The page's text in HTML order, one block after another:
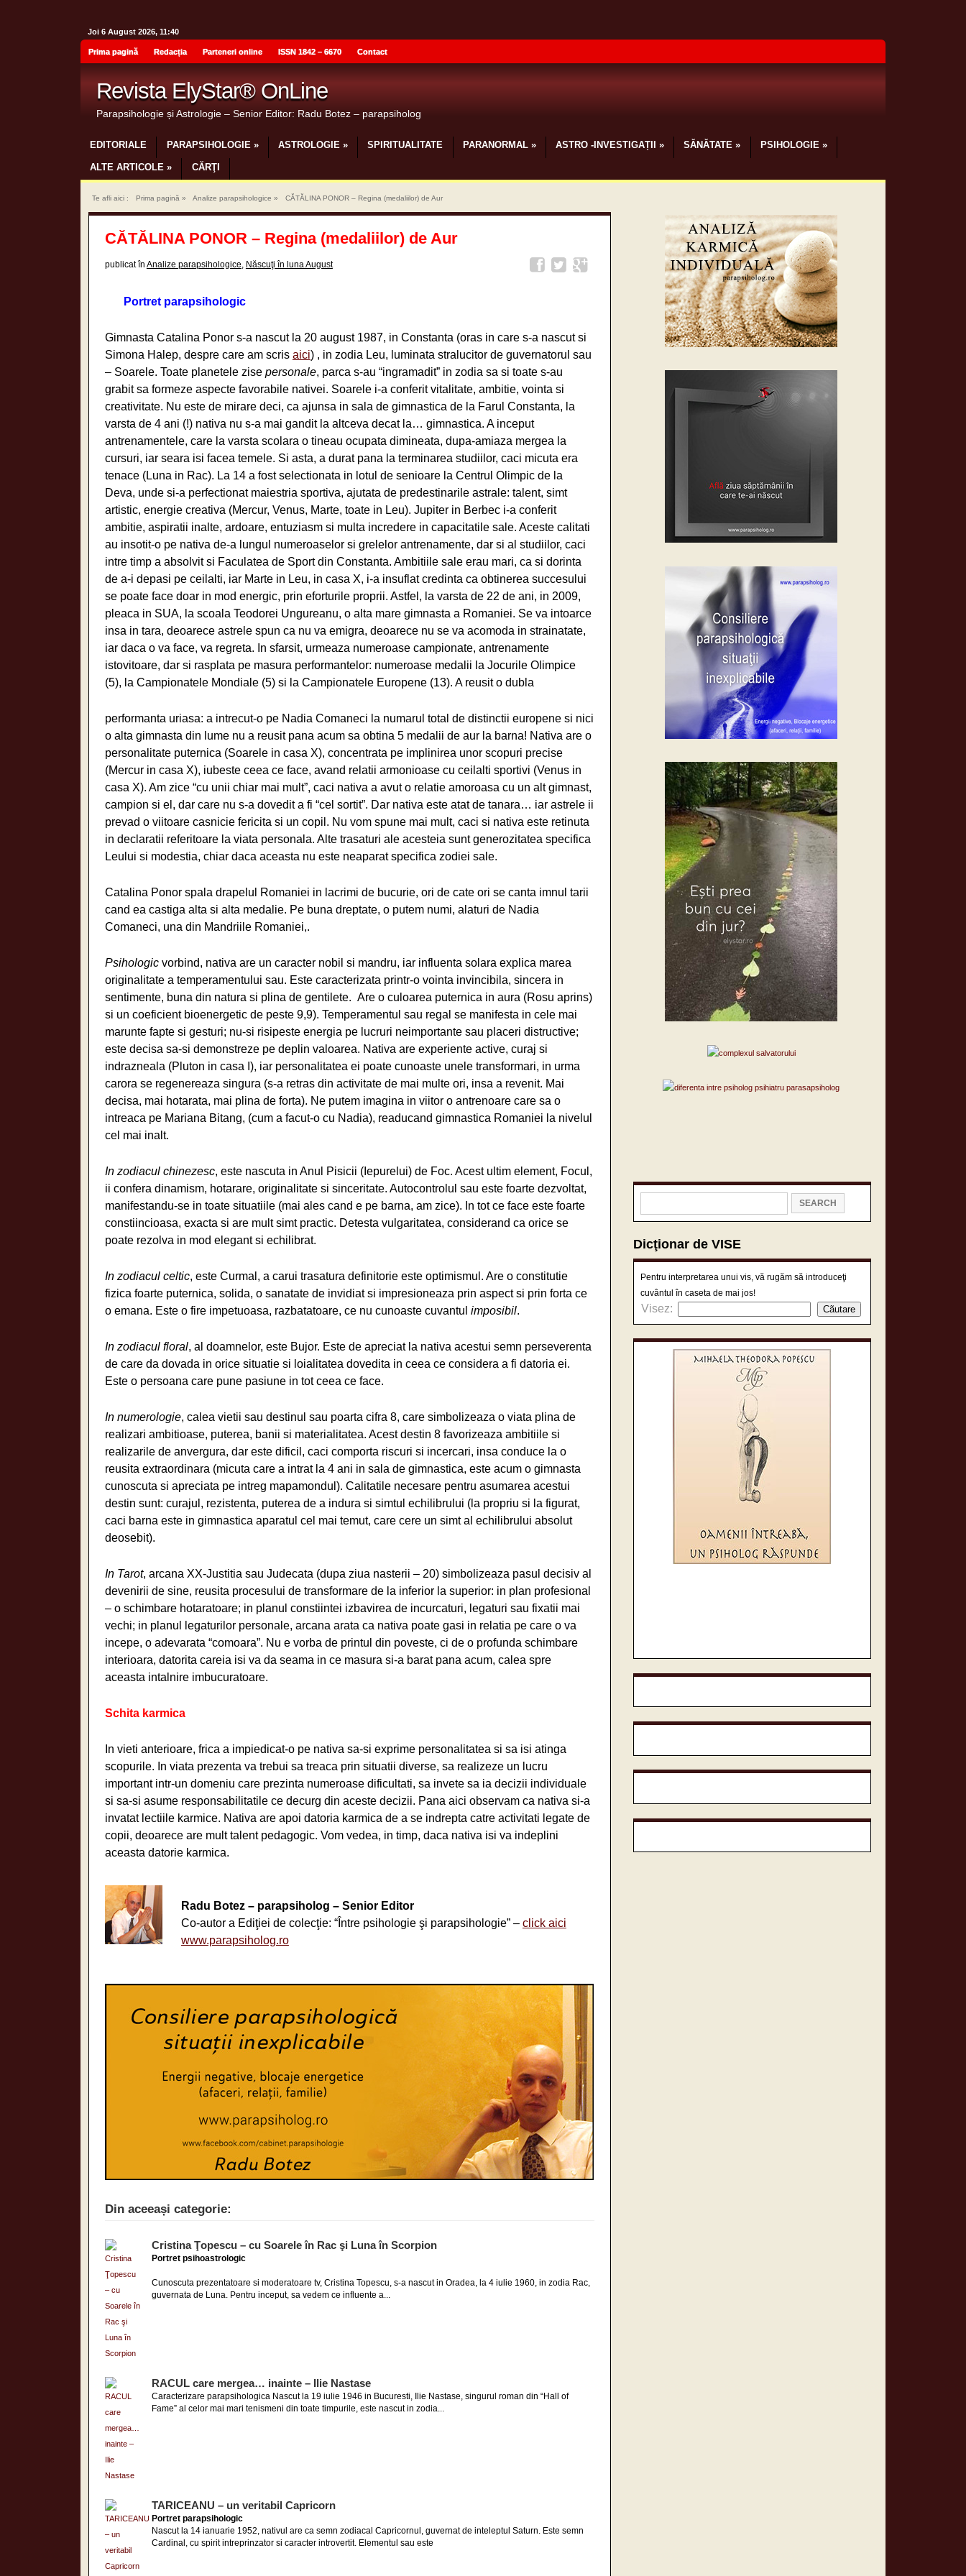
Joi 6 August 2026, 11:40
Prima pagină Redacția Parteneri online ISSN 1842 – 6670 Contact
Revista ElyStar® OnLine
Parapsihologie și Astrologie – Senior Editor: Radu Botez – parapsiholog
EDITORIALE PARAPSIHOLOGIE» ASTROLOGIE» SPIRITUALITATE PARANORMAL» ASTRO -INVESTIGAȚII » SĂNĂTATE » PSIHOLOGIE»
ALTE ARTICOLE » CĂRŢI
Te afli aici : Prima pagină » Analize parapsihologice » CĂTĂLINA PONOR – Regina (medaliilor) de Aur
CĂTĂLINA PONOR – Regina (medaliilor) de Aur
publicat în Analize parapsihologice Născuţi în luna August
Portret parapsihologic
Gimnasta Catalina Ponor s-a nascut la 20 august 1987, in Constanta (oras in care s-a nascut si
Simona Halep, despre care am scris aici) , in zodia Leu, luminata stralucitor de guvernatorul sau
– Soarele. Toate planetele zise personale, parca s-au “ingramadit” in zodia sa si toate s-au
grabit sa formeze aspecte favorabile nativei. Soarele i-a conferit vitalitate, ambitie, vointa si
creativitate. Nu este de mirare deci, ca ajunsa in sala de gimnastica de la Farul Constanta, la
varsta de 4 ani (!) nativa nu s-a mai gandit la altceva decat la… gimnastica. A inceput
antrenamentele, care la varsta scolara o tineau ocupata dimineata, dupa-amiaza mergea la
cursuri, iar seara isi facea temele. Si asta, a durat pana la terminarea studiilor, caci micuta era
tenace (Luna in Rac). La 14 a fost selectionata in lotul de senioare la Centrul Olimpic de la
Deva, unde si-a perfectionat maiestria sportiva, ajutata de predestinarile astrale: talent, simt
artistic, energie creativa (Mercur, Venus, Marte, toate in Leu). Jupiter in Berbec i-a conferit
ambitie, aspiratii inalte, ardoare, entuziasm si multa incredere in capacitatile sale. Aceste calitati
au insotit-o pe nativa de-a lungul numeroaselor si grelelor antrenamente, dar si al studiilor, caci
intre timp a absolvit si Faculatea de Sport din Constanta. Ambitiile sale erau mari, ca si dorinta
de a-i depasi pe ceilalti, iar Marte in Leu, in casa X, i-a insuflat credinta ca obtinerea succesului
se poate face doar in mod energic, prin eforturile proprii. Astfel, la varsta de 22 de ani, in 2009,
pleaca in SUA, la scoala Teodorei Ungureanu, o alta mare gimnasta a Romaniei. Se va intoarce
insa in tara, deoarece astrele spun ca nu va emigra, deoarece nu se va acomoda in strainatate,
iar daca o va face, va regreta. In sfarsit, urmeaza numeroase campionate, antrenamente
istovitoare, dar si rasplata pe masura performantelor: numeroase medalii la Jocurile Olimpice
(5), la Campionatele Mondiale (5) si la Campionatele Europene (13). A reusit o dubla
performanta uriasa: a intrecut-o pe Nadia Comaneci la numarul total de distinctii europene si nici
o alta gimnasta din lume nu a reusit pana acum sa obtina 5 medalii de aur la barna! Nativa are o
personalitate puternica (Soarele in casa X), concentrata pe implinirea unor scopuri precise
(Mercur in casa X), iubeste ceea ce face, avand relatii armonioase cu ceilalti sportivi (Venus in
casa X). Am zice “cu unii chiar mai mult”, caci nativa a avut o relatie amoroasa cu un alt gimnast,
campion si el, dar care nu s-a dovedit a fi “cel sortit”. Dar nativa este atat de tanara… iar astrele ii
prevad o viitoare casnicie fericita si un copil. Nu vom spune mai mult, caci si nativa este retinuta
in declaratii referitoare la viata personala. Alte trasaturi ale acesteia sunt generozitatea specifica
Leului si modestia, chiar daca aceasta nu este neaparat specifica zodiei sale.
Catalina Ponor spala drapelul Romaniei in lacrimi de bucurie, ori de cate ori se canta imnul tarii
cand ea castiga alta si alta medalie. Pe buna dreptate, o putem numi, alaturi de Nadia
Comaneci, una din Mandriile Romaniei,.
Psihologicvorbind, nativa are un caracter nobil si mandru, iar influenta solara explica marea
originalitate a temperamentului sau. Este caracterizata printr-o vointa invincibila, sincera in
sentimente, buna din natura si plina de gentilete. Are o culoarea puternica in aura (Rosu aprins)
si un coeficient bioenergetic de peste 9,9). Temperamentul sau regal se manifesta in cele mai
marunte fapte si gesturi; nu-si risipeste energia pe lucruri neimportante sau placeri distructive;
este decisa sa-si demonstreze pe deplin valoarea. Nativa are experiente active, curaj si
indrazneala (Pluton in casa I), iar personalitatea ei poate cunoaste unele transformari, in urma
carora se regenereaza singura (s-a retras din activitate de mai multe ori, insa a revenit. Mai
decisa, mai hotarata, mai plina de forta). Ne putem imagina in viitor o antrenoare care sa o
intreaca pe Mariana Bitang, (cum a facut-o cu Nadia), readucand gimnastica Romaniei la nivelul
cel mai inalt.
In zodiacul chinezesc, este nascuta in Anul Pisicii (Iepurelui) de Foc. Acest ultim element, Focul,
ii confera dinamism, hotarare, originalitate si sinceritate. Autocontrolul sau este foarte dezvoltat,
manifestandu-se in toate situatiile (mai ales cand e pe barna, am zice). In tot ce face este foarte
constiincioasa, exacta si are mult simt practic. Detesta vulgaritatea, considerand ca orice se
poate rezolva in mod elegant si echilibrat.
In zodiacul celtic, este Curmal, a carui trasatura definitorie este optimismul. Are o constitutie
fizica foarte puternica, solida, o sanatate de invidiat si impresioneaza prin aspect si prin forta ce
o emana. Este o fire impetuoasa, razbatatoare, ce nu cunoaste cuvantul imposibil.
In zodiacul floral, al doamnelor, este Bujor. Este de apreciat la nativa acestui semn perseverenta
de care da dovada in orice situatie si loialitatea dovedita in ceea ce considera a fi datoria ei.
Este o persoana care pune pasiune in tot ceea ce face.
In numerologie, calea vietii sau destinul sau poarta cifra 8, care simbolizeaza o viata plina de
realizari ambitioase, puterea, banii si materialitatea. Acest destin 8 favorizeaza ambitiile si
realizarile de anvergura, dar este dificil, caci comporta riscuri si incercari, insa conduce la o
reusita extraordinara (micuta care a intrat la 4 ani in sala de gimnastica, este acum o gimnasta
cunoscuta si apreciata pe intreg mapamondul). Calitatile necesare pentru asumarea acestui
destin sunt: curajul, rezistenta, puterea de a indura si simtul echilibrului (la propriu si la figurat,
caci barna este in gimnastica aparatul cel mai temut, care cere un simt al echilibrului absolut
deosebit).
In Tarot, arcana XX-Justitia sau Judecata (dupa ziua nasterii – 20) simbolizeaza pasul decisiv al
devenirii de sine, reusita procesului de transformare de la inferior la superior: in plan profesional
– o schimbare hotaratoare; in planul constiintei izbavirea de incurcaturi, legaturi sau fixatii mai
vechi; in planul legaturilor personale, arcana arata ca nativa poate gasi in relatia pe care o va
incepe, o adevarata “comoara”. Nu e vorba de printul din poveste, ci de o profunda schimbare
interioara, datorita careia isi va da seama in ce masura si-a barat pana acum, calea spre
aceasta intalnire imbucuratoare.
Schita karmica
In vieti anterioare, frica a impiedicat-o pe nativa sa-si exprime personalitatea si sa isi atinga
scopurile. In viata prezenta va trebui sa treaca prin situatii diverse, sa realizeze un lucru
important intr-un domeniu care prezinta numeroase dificultati, sa invete sa ia decizii individuale
si sa-si asume responsabilitatile ce decurg din aceste decizii. Pana aici observam ca nativa si-a
invatat lectiile karmice. Nativa are apoi datoria karmica de a se indrepta catre activitati legate de
copii, deoarece are mult talent pedagogic. Vom vedea, in timp, daca nativa isi va indeplini
aceasta datorie karmica.
Radu Botez – parapsiholog – Senior Editor
Co-autor a Ediţiei de colecţie: “Între psihologie şi parapsihologie” – click aici
www.parapsiholog.ro
Din aceeași categorie:
Cristina Ţopescu – cu Soarele în Rac şi Luna în Scorpion
Portret psihoastrologic
Cunoscuta prezentatoare si moderatoare tv, Cristina Topescu, s-a nascut in Oradea, la 4 iulie 1960, in zodia Rac,
guvernata de Luna. Pentru inceput, sa vedem ce influente a...
RACUL care mergea… inainte – Ilie Nastase
Caracterizare parapsihologica Nascut la 19 iulie 1946 in Bucuresti, Ilie Nastase, singurul roman din “Hall of
Fame” al celor mai mari tenismeni din toate timpurile, este nascut in zodia...
TARICEANU – un veritabil Capricorn
Portret parapsihologic
Nascut la 14 ianuarie 1952, nativul are ca semn zodiacal Capricornul, guvernat de inteleptul Saturn. Este semn
Cardinal, cu spirit intreprinzator si caracter introvertit. Elementul sau este
Dicţionar de VISE
Pentru interpretarea unui vis, vă rugăm să introduceţi
cuvântul în caseta de mai jos!
Visez: